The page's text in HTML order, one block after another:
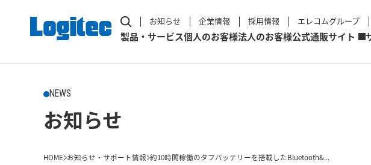
お知らせ 企業情報 採用情報 エレコムグループ
製品・サービス個人のお客様法人のお客様公式通販サイト
NEWS
お知らせ
HOME お知らせ・サポート情報 約10時間稼働のタフバッテリーを搭載したBluetooth&...